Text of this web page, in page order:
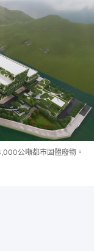
公噸都市固體廢物。